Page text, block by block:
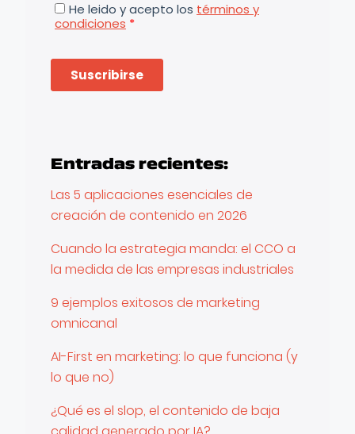
Entradas recientes:
Las 5 aplicaciones esenciales de
creación de contenido en 2026
Cuando la estrategia manda: el CCO a
la medida de las empresas industriales
9 ejemplos exitosos de marketing
omnicanal
AI-First en marketing: lo que funciona (y
lo que no)
¿Qué es el slop, el contenido de baja